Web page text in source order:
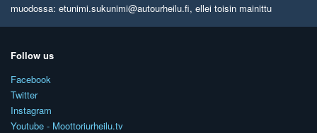
muodossa: etunimi.sukunimi@autourheilu.fi, ellei toisin mainittu
Follow us
Facebook
Twitter
Instagram
Youtube - Moottoriurheilu.tv